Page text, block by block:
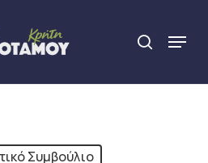
search
Menu
Συμβούλιο
Close